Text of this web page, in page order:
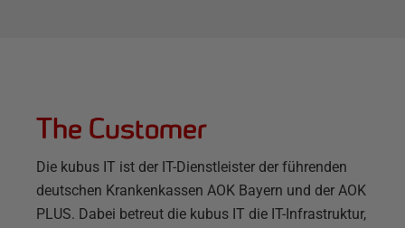
The Customer
Die kubus IT ist der IT-Dienstleister der führenden
deutschen Krankenkassen AOK Bayern und der AOK
PLUS. Dabei betreut die kubus IT die IT-Infrastruktur,